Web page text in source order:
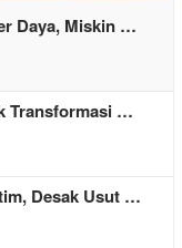
Daya, Miskin …
Transformasi …
Desak Usut …